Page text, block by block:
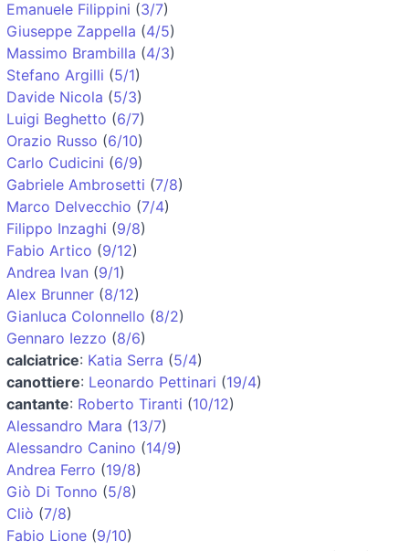
Emanuele Filippini (3/7)
Giuseppe Zappella (4/5)
Massimo Brambilla (4/3)
Stefano Argilli (5/1)
Davide Nicola (5/3)
Luigi Beghetto (6/7)
Orazio Russo (6/10)
Carlo Cudicini (6/9)
Gabriele Ambrosetti (7/8)
Marco Delvecchio (7/4)
Filippo Inzaghi (9/8)
Fabio Artico (9/12)
Andrea Ivan (9/1)
Alex Brunner (8/12)
Gianluca Colonnello (8/2)
Gennaro Iezzo (8/6)
calciatrice: Katia Serra (5/4)
canottiere: Leonardo Pettinari (19/4)
cantante: Roberto Tiranti (10/12)
Alessandro Mara (13/7)
Alessandro Canino (14/9)
Andrea Ferro (19/8)
Giò Di Tonno (5/8)
Cliò (7/8)
Fabio Lione (9/10)